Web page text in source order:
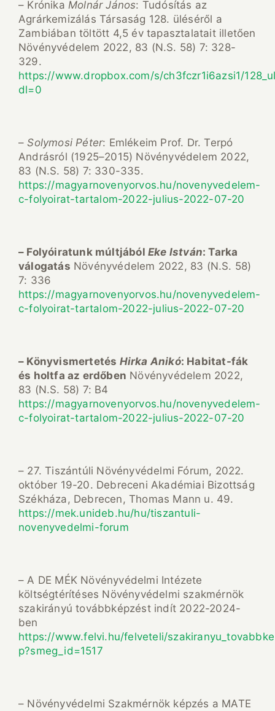
– Krónika Molnár János: Tudósítás az
Agrárkemizálás Társaság 128. üléséről a
Zambiában töltött 4,5 év tapasztalatait illetően
Növényvédelem 2022, 83 (N.S. 58) 7: 328-
329.
https://www.dropbox.com/s/ch3fczr1i6azsi1/
dl=0
–Solymosi Péter: Emlékeim Prof. Dr. Terpó
Andrásról (1925–2015) Növényvédelem 2022,
83 (N.S. 58) 7: 330-335.
https://magyarnovenyorvos.hu/novenyvedelem-
c-folyoirat-tartalom-2022-julius-2022-07-20
– Folyóiratunk múltjából Eke István: Tarka
válogatás Növényvédelem 2022, 83 (N.S. 58)
7: 336
https://magyarnovenyorvos.hu/novenyvedelem-
c-folyoirat-tartalom-2022-julius-2022-07-20
– Könyvismertetés Hirka Anikó: Habitat-fák
és holtfa az erdőben Növényvédelem 2022,
83 (N.S. 58) 7: B4
https://magyarnovenyorvos.hu/novenyvedelem-
c-folyoirat-tartalom-2022-julius-2022-07-20
– 27. Tiszántúli Növényvédelmi Fórum, 2022.
október 19-20. Debreceni Akadémiai Bizottság
Székháza, Debrecen, Thomas Mann u. 49.
https://mek.unideb.hu/hu/tiszantuli-
novenyvedelmi-forum
– A DE MÉK Növényvédelmi Intézete
költségtérítéses Növényvédelmi szakmérnök
szakirányú továbbképzést indít 2022-2024-
ben
https://www.felvi.hu/felveteli/
p?smeg_id=1517
– Növényvédelmi Szakmérnök képzés a MATE